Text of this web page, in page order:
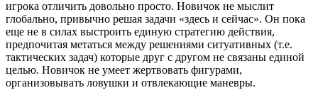
игрока отличить довольно просто. Новичок не мыслит
глобально, привычно решая задачи «здесь и сейчас». Он пока
еще не в силах выстроить единую стратегию действия,
предпочитая метаться между решениями ситуативных (т.е.
тактических задач) которые друг с другом не связаны единой
целью. Новичок не умеет жертвовать фигурами,
организовывать ловушки и отвлекающие маневры.